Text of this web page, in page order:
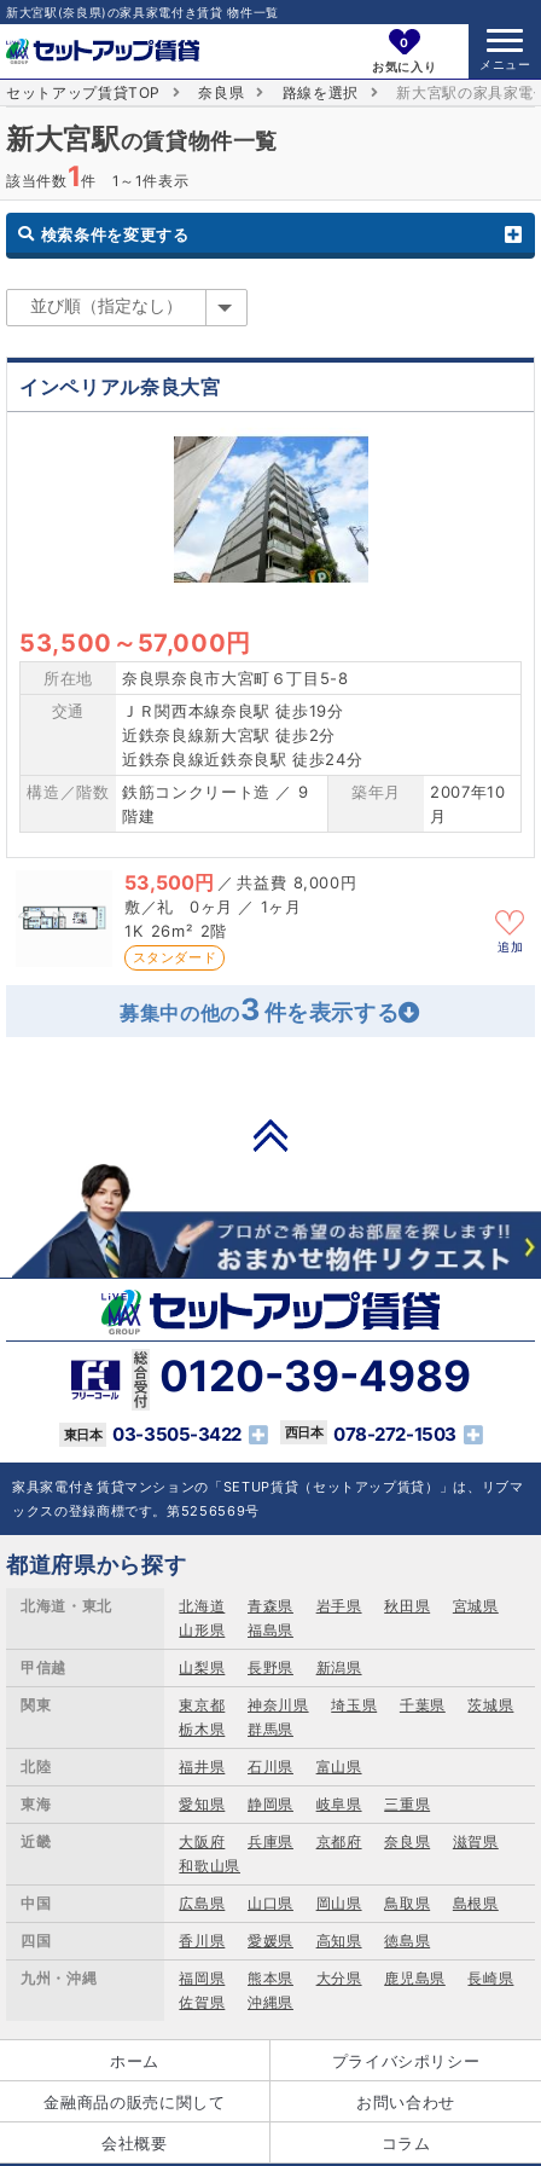
新大宮駅(奈良県)の家具家電付き賃貸 物件一覧
0
お気に入り
セットアップ賃貸TOP 奈良県 路線を選択 新大宮駅の家具家電
新大宮駅の賃貸物件一覧
該当件数1件 1～1件表示
検索条件を変更する
インペリアル奈良大宮
53,500 ～ 57,000円
所在地
奈良県奈良市大宮町６丁目5-8
交通
ＪＲ関西本線奈良駅 徒歩19分
近鉄奈良線新大宮駅 徒歩2分
近鉄奈良線近鉄奈良駅 徒歩24分
構造／階数
鉄筋コンクリート造 ／ 9
階建
築年月
2007年10
月
53,500円 ／
8,000円
0ヶ月 ／ 1ヶ月
1K 26m² 2階
スタンダード
追加
募集中の他の3
0120-39-4989
03-3505-3422 078-272-1503
家具家電付き賃貸マンションの「SETUP賃貸（セットアップ賃貸）」は、リブマ
ックスの登録商標です。第5256569号
都道府県から探す
北海道・東北 北海道 青森県 岩手県 秋田県
宮城県
山形県
福島県
甲信越 山梨県 長野県 新潟県
関東 東京都 神奈川県 埼玉県 千葉県
茨城県
栃木県
群馬県
北陸 福井県 石川県 富山県
東海 愛知県 静岡県 岐阜県 三重県
近畿 大阪府 兵庫県 京都府 奈良県
滋賀県
和歌山県
中国 広島県 山口県 岡山県 鳥取県 島根県
四国 香川県 愛媛県 高知県 徳島県
九州・沖縄 福岡県 熊本県 大分県 鹿児島県
長崎県
佐賀県
沖縄県
ホーム プライバシポリシー
金融商品の販売に関して お問い合わせ
会社概要 コラム